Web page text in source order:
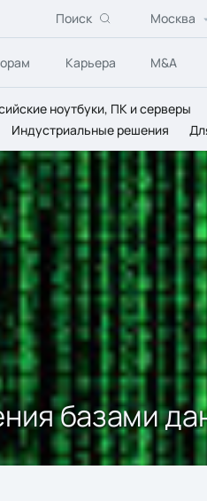
Поиск Москва
Карьера M&A
ноутбуки, ПК и серверы
Индустриальные решения
базами